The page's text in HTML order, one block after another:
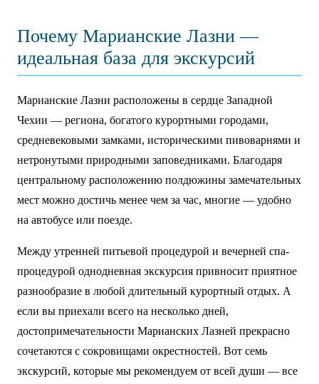
Почему Марианские Лазни —
идеальная база для экскурсий
Марианские Лазни расположены в сердце Западной
Чехии — региона, богатого курортными городами,
средневековыми замками, историческими пивоварнями и
нетронутыми природными заповедниками. Благодаря
центральному расположению полдюжины замечательных
мест можно достичь менее чем за час, многие — удобно
на автобусе или поезде.
Между утренней питьевой процедурой и вечерней спа-
процедурой однодневная экскурсия привносит приятное
разнообразие в любой длительный курортный отдых. А
если вы приехали всего на несколько дней,
достопримечательности Марианских Лазней прекрасно
сочетаются с сокровищами окрестностей. Вот семь
экскурсий, которые мы рекомендуем от всей души — все